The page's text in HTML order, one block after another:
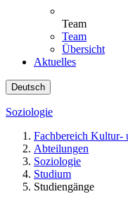
Team
Team
Übersicht
Aktuelles
Deutsch
Soziologie
Fachbereich Kultur-
Abteilungen
Soziologie
Studium
Studiengänge